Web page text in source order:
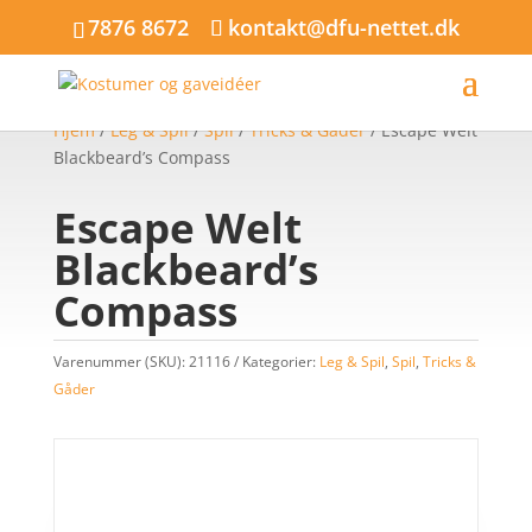
7876 8672 kontakt@dfu-nettet.dk
Hjem/Leg & Spil/Spil/Tricks & Gåder/ Escape Welt
Blackbeard’s Compass
Escape Welt
Blackbeard’s
Compass
Varenummer (SKU):21116 Kategorier: Leg & Spil, Spil, Tricks &
Gåder